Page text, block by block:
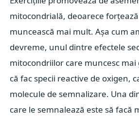
mitocondrială, deoarece
muncească mai mult. Așa cum
devreme, unul dintre efectele
mitocondriilor care muncesc mai
că fac specii reactive de oxigen,
molecule de semnalizare. Una
care le semnalează este să facă